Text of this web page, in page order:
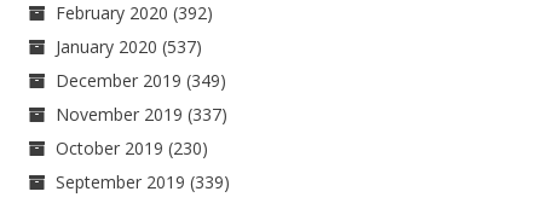
February 2020 (392)
January 2020 (537)
December 2019 (349)
November 2019 (337)
October 2019 (230)
September 2019 (339)